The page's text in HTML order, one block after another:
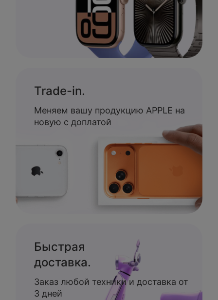
Trade-in.
Меняем вашу продукцию APPLE на
новую с доплатой
Быстрая
доставка.
Заказ любой техники и доставка от
3 дней